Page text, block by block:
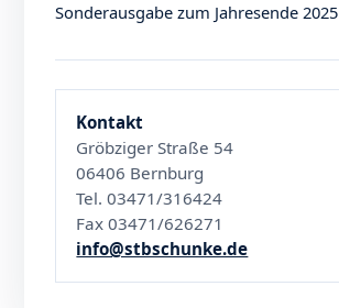
Sonderausgabe zum Jahresende 2025
Kontakt
Gröbziger Straße 54
06406 Bernburg
Tel. 03471/316424
Fax 03471/626271
info@stbschunke.de